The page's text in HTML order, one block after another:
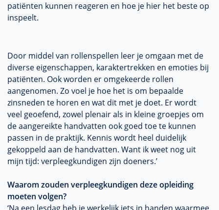
patiënten kunnen reageren en hoe je hier het beste op
inspeelt.
Door middel van rollenspellen leer je omgaan met de
diverse eigenschappen, karaktertrekken en emoties bij
patiënten. Ook worden er omgekeerde rollen
aangenomen. Zo voel je hoe het is om bepaalde
zinsneden te horen en wat dit met je doet. Er wordt
veel geoefend, zowel plenair als in kleine groepjes om
de aangereikte handvatten ook goed toe te kunnen
passen in de praktijk. Kennis wordt heel duidelijk
gekoppeld aan de handvatten. Want ik weet nog uit
mijn tijd: verpleegkundigen zijn doeners.’
Waarom zouden verpleegkundigen deze opleiding
moeten volgen?